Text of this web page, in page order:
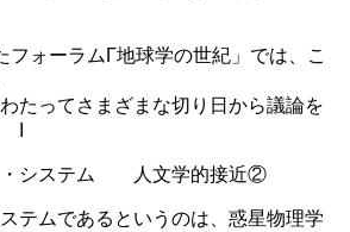
フォーラムΓ地球学の世紀」では、こ
たってさまざまな切り日から議論を
I
・システム 人文学的接近②
テムであるというのは、惑星物理学